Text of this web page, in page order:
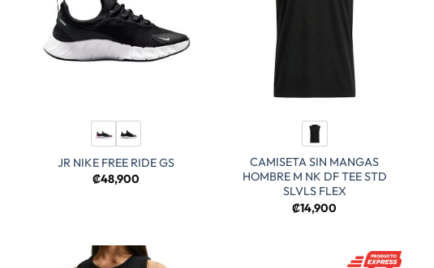
JR NIKE FREE RIDE GS
₡48,900
CAMISETA SIN MANGAS
HOMBRE M NK DF TEE STD
SLVLS FLEX
₡14,900